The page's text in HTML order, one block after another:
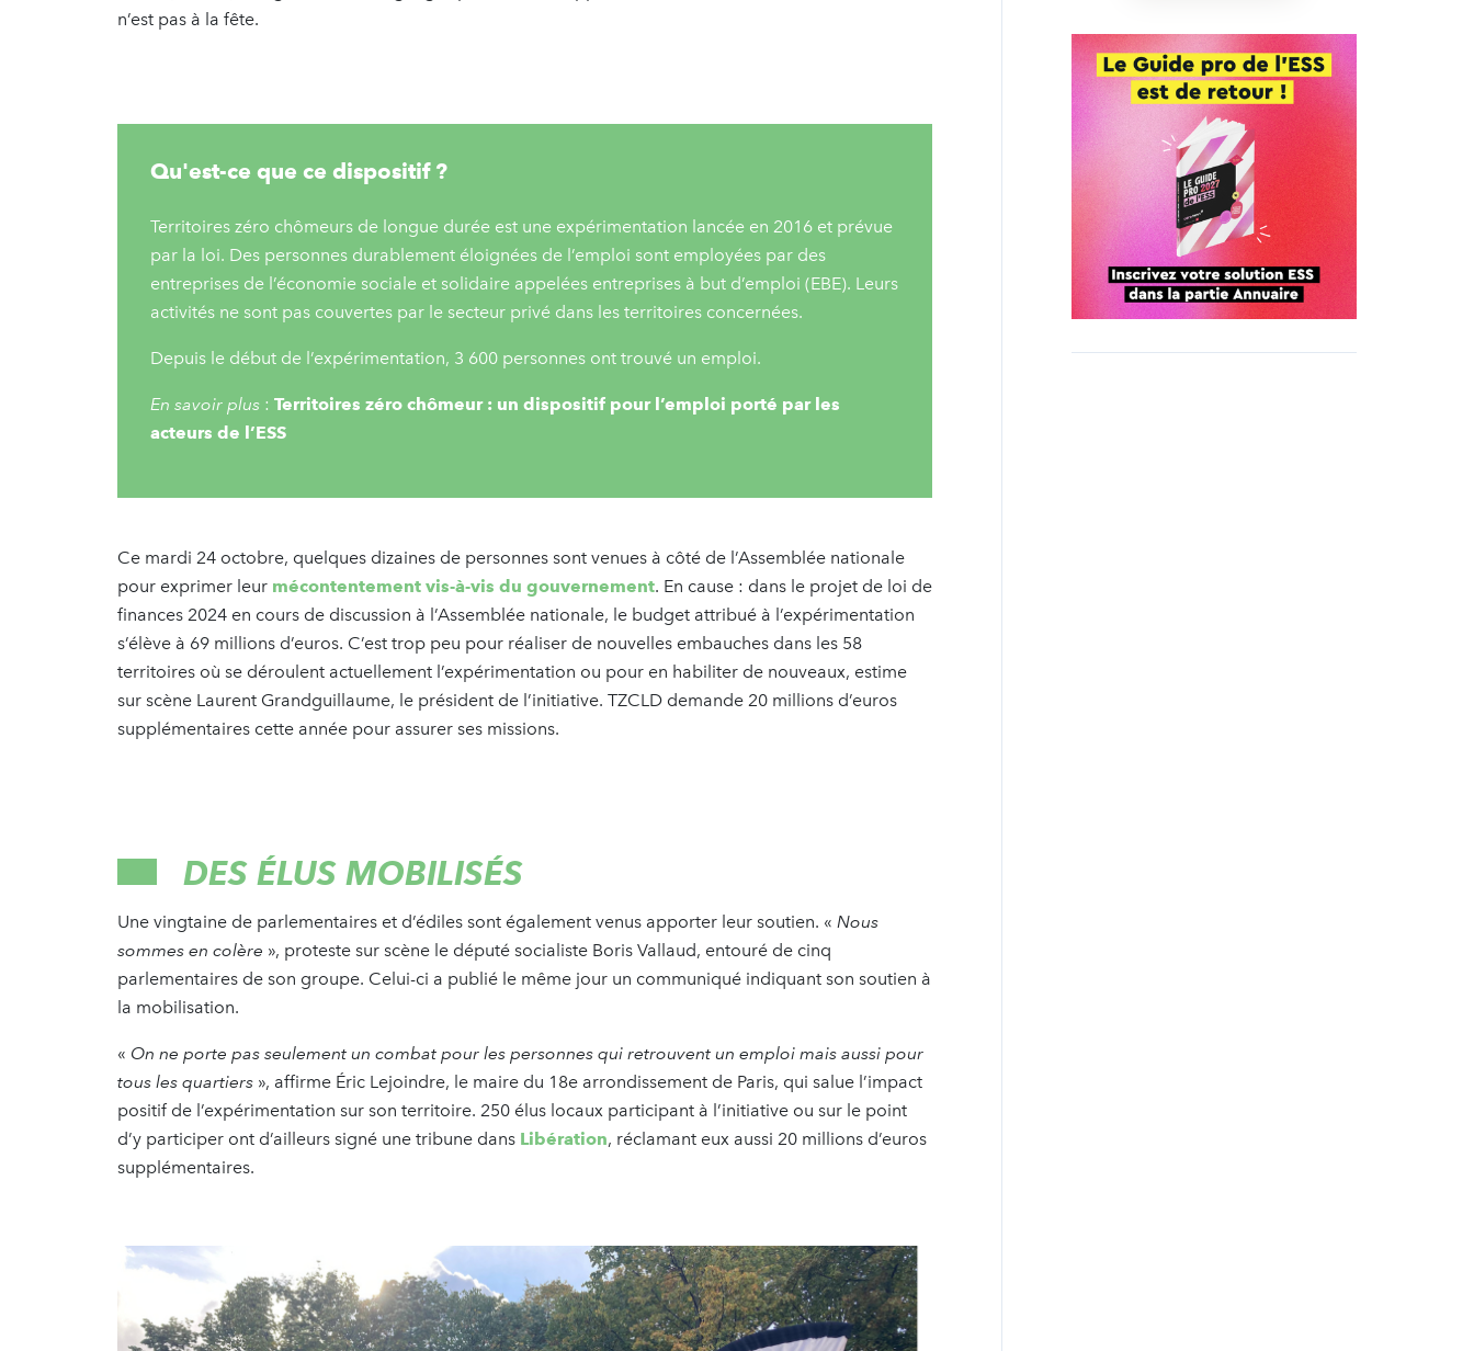
n’est pas à la fête.
Qu'est-ce que ce dispositif ?
Territoires zéro chômeurs de longue durée est une expérimentation lancée en 2016 et prévue
par la loi. Des personnes durablement éloignées de l’emploi sont employées par des
entreprises de l’économie sociale et solidaire appelées entreprises à but d’emploi (EBE). Leurs
activités ne sont pas couvertes par le secteur privé dans les territoires concernées.
Depuis le début de l’expérimentation, 3 600 personnes ont trouvé un emploi.
En savoir plus : Territoires zéro chômeur : un dispositif pour l’emploi porté par les
acteurs de l’ESS
Ce mardi 24 octobre, quelques dizaines de personnes sont venues à côté de l’Assemblée nationale
pour exprimer leur mécontentement vis-à-vis du gouvernement. En cause : dans le projet de loi de
finances 2024 en cours de discussion à l’Assemblée nationale, le budget attribué à l’expérimentation
s’élève à 69 millions d’euros. C’est trop peu pour réaliser de nouvelles embauches dans les 58
territoires où se déroulent actuellement l’expérimentation ou pour en habiliter de nouveaux, estime
sur scène Laurent Grandguillaume, le président de l’initiative. TZCLD demande 20 millions d’euros
supplémentaires cette année pour assurer ses missions.
DES ÉLUS MOBILISÉS
Une vingtaine de parlementaires et d’édiles sont également venus apporter leur soutien. « Nous
sommes en colère », proteste sur scène le député socialiste Boris Vallaud, entouré de cinq
parlementaires de son groupe. Celui-ci a publié le même jour un communiqué indiquant son soutien à
la mobilisation.
« On ne porte pas seulement un combat pour les personnes qui retrouvent un emploi mais aussi pour
tous les quartiers », affirme Éric Lejoindre, le maire du 18e arrondissement de Paris, qui salue l’impact
positif de l’expérimentation sur son territoire. 250 élus locaux participant à l’initiative ou sur le point
d’y participer ont d’ailleurs signé une tribune dans Libération, réclamant eux aussi 20 millions d’euros
supplémentaires.